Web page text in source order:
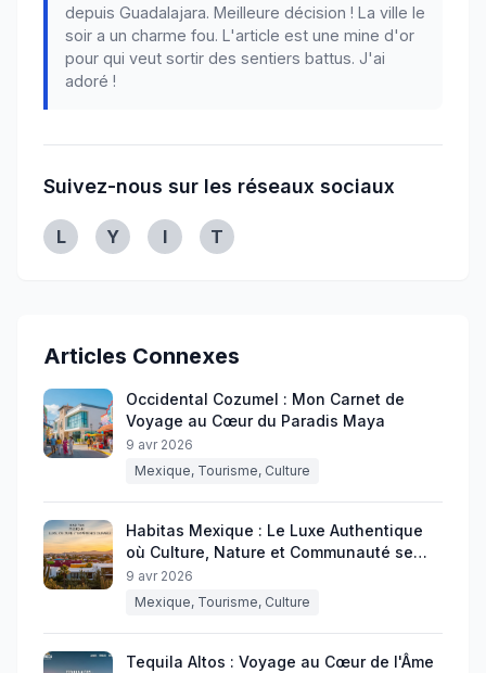
depuis Guadalajara. Meilleure décision ! La ville le
soir a un charme fou. L'article est une mine d'or
pour qui veut sortir des sentiers battus. J'ai
adoré !
Suivez-nous sur les réseaux sociaux
Linkedin
L Youtube
Y Instagram
I Twitter
T
Articles Connexes
Occidental Cozumel : Mon Carnet de
Voyage au Cœur du Paradis Maya
9 avr 2026
Mexique, Tourisme, Culture
Habitas Mexique : Le Luxe Authentique
où Culture, Nature et Communauté se
Rencontrent
9 avr 2026
Mexique, Tourisme, Culture
Tequila Altos : Voyage au Cœur de l'Âme